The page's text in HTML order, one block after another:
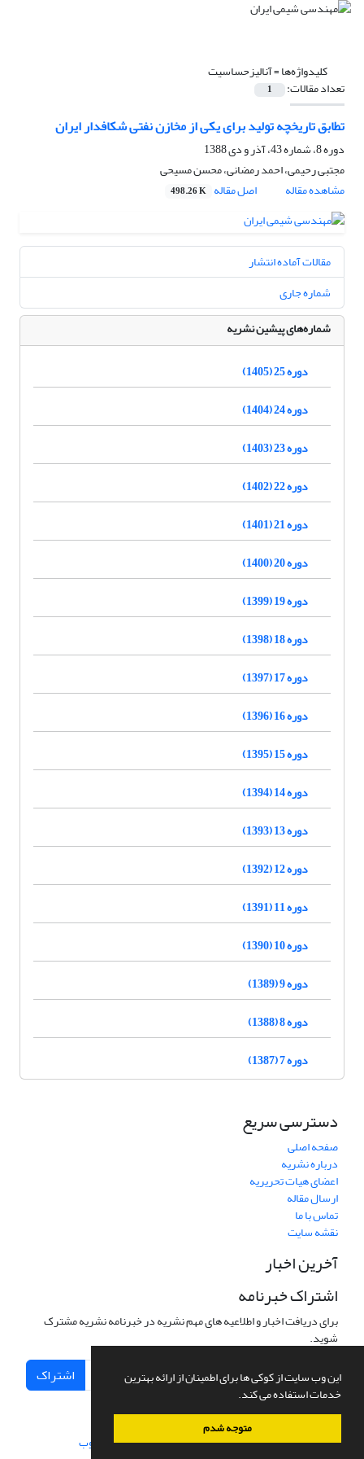
این وب سایت از کوکی ها برای اطمینان از ارائه بهترین
خدمات استفاده می کند.
متوجه شدم
کلیدواژه‌ها =آنالیزحساسیت
تعداد مقالات: 1
تطابق تاریخچه تولید برای یکی‌ از مخازن‌ نفتی شکافدار ایران
دوره 8، شماره 43، آذر و دی 1388
مجتبی رحیمی، احمد رمضانی، محسن مسیحی
مشاهده مقاله
اصل مقاله 498.26 K
مقالات آماده انتشار
شماره جاری
شماره‌های پیشین نشریه
دوره 25 (1405)
دوره 24 (1404)
دوره 23 (1403)
دوره 22 (1402)
دوره 21 (1401)
دوره 20 (1400)
دوره 19 (1399)
دوره 18 (1398)
دوره 17 (1397)
دوره 16 (1396)
دوره 15 (1395)
دوره 14 (1394)
دوره 13 (1393)
دوره 12 (1392)
دوره 11 (1391)
دوره 10 (1390)
دوره 9 (1389)
دوره 8 (1388)
دوره 7 (1387)
دسترسی سریع
صفحه اصلی
درباره نشریه
اعضای هیات تحریریه
ارسال مقاله
تماس با ما
نقشه سایت
آخرین اخبار
اشتراک خبرنامه
برای دریافت اخبار و اطلاعیه های مهم نشریه در خبرنامه نشریه مشترک
شوید.
اشتراک
سامانه مدیریت نشریات علمی.طراحی و پیاده سازی از سیناوب